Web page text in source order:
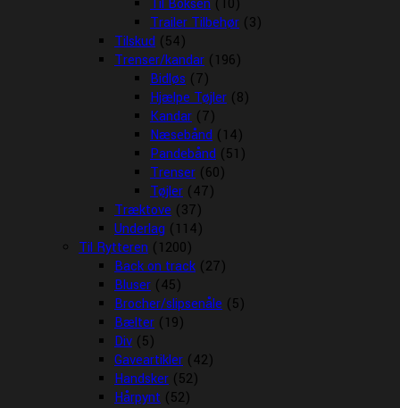
Til Boksen (10)
Trailer Tilbehør (3)
Tilskud (54)
Trenser/kandar (196)
Bidløs (7)
Hjælpe Tøjler (8)
Kandar (7)
Næsebånd (14)
Pandebånd (51)
Trenser (60)
Tøjler (47)
Træktove (37)
Underlag (114)
Til Rytteren (1200)
Back on track (27)
Bluser (45)
Brocher/slipsenåle (5)
Bælter (19)
Div (5)
Gaveartikler (42)
Handsker (52)
Hårpynt (52)